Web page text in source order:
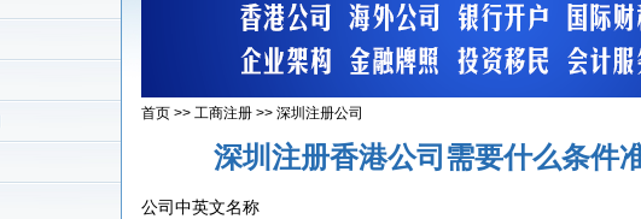
首页 >> 工商注册 >> 深圳注册公司
深圳注册香港公司需要什么条件
公司中英文名称